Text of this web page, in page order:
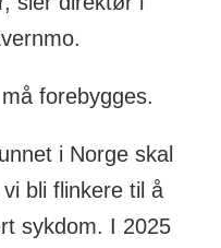
forebygges.
i Norge skal
bli flinkere til å
sykdom. I 2025